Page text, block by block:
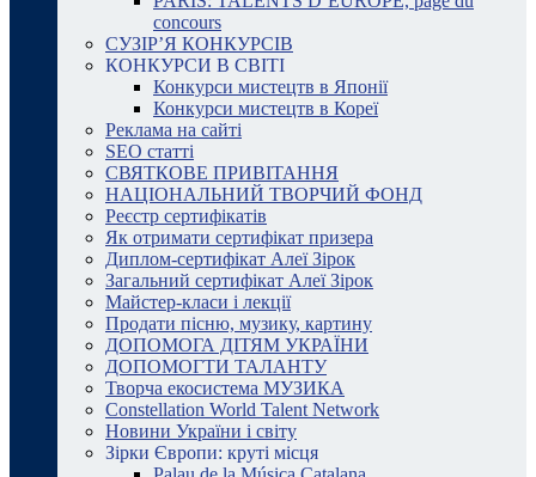
concours
СУЗІР’Я КОНКУРСІВ
КОНКУРСИ В СВІТІ
Конкурси мистецтв в Японії
Конкурси мистецтв в Кореї
Реклама на сайті
SEO статті
СВЯТКОВЕ ПРИВІТАННЯ
НАЦІОНАЛЬНИЙ ТВОРЧИЙ ФОНД
Реєстр сертифікатів
Як отримати сертифікат призера
Диплом-сертифікат Алеї Зірок
Загальний сертифікат Алеї Зірок
Майстер-класи і лекції
Продати пісню, музику, картину
ДОПОМОГА ДІТЯМ УКРАЇНИ
ДОПОМОГТИ ТАЛАНТУ
Творча екосистема МУЗИКА
Constellation World Talent Network
Новини України і світу
Зірки Європи: круті місця